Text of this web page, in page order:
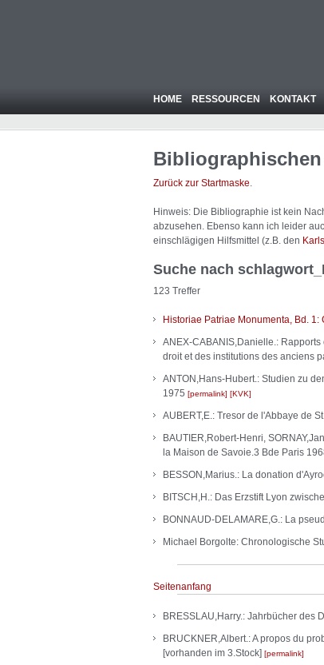
HOME RESSOURCEN KONTAKT
Zurück zur Startmaske.
Hinweis: Die Bibliographie ist kein
abzusehen. Ebenso kann ich leider
einschlägigen Hilfsmittel (z.B. den
Suche nach
123 Treffer
Historiae Patriae Monumenta, Bd.
ANEX-CABANIS,Danielle.:
droit et des institutions des anciens
ANTON,Hans-Hubert.: Studien zu
1975
permalink KVK
AUBERT,E.: Tresor de l'Abbaye de
BAUTIER,Robert-Henri,
la Maison de Savoie.3 Bde Paris
BESSON,Marius.: La donation
BITSCH,H.: Das Erzstift Lyon
BONNAUD-DELAMARE,G.: La
Michael Borgolte: Chronologische
Seitenanfang
BRESSLAU,Harry.: Jahrbücher des
BRUCKNER,Albert.: A propos du
[vorhanden im 3.Stock]
permalink